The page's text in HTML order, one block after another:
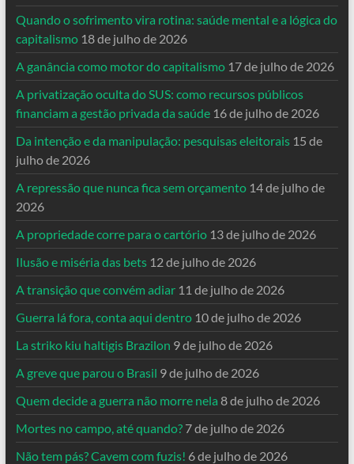
Quando o sofrimento vira rotina: saúde mental e a lógica do
capitalismo 18 de julho de 2026
A ganância como motor do capitalismo 17 de julho de 2026
A privatização oculta do SUS: como recursos públicos
financiam a gestão privada da saúde 16 de julho de 2026
Da intenção e da manipulação: pesquisas eleitorais 15 de
julho de 2026
A repressão que nunca fica sem orçamento 14 de julho de
2026
A propriedade corre para o cartório 13 de julho de 2026
Ilusão e miséria das bets 12 de julho de 2026
A transição que convém adiar 11 de julho de 2026
Guerra lá fora, conta aqui dentro 10 de julho de 2026
La striko kiu haltigis Brazilon 9 de julho de 2026
A greve que parou o Brasil 9 de julho de 2026
Quem decide a guerra não morre nela 8 de julho de 2026
Mortes no campo, até quando? 7 de julho de 2026
Não tem pás? Cavem com fuzis! 6 de julho de 2026